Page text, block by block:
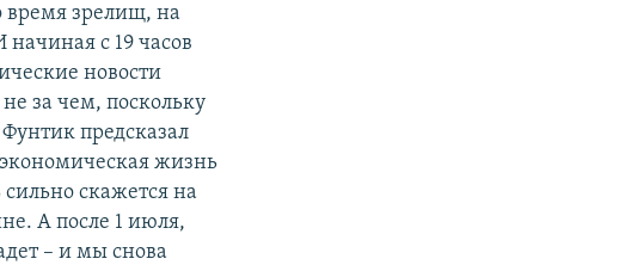
время зрелищ, на
с 19 часов
новости
за чем, поскольку
предсказал
жизнь
скажется на
А после 1 июля,
– и мы снова